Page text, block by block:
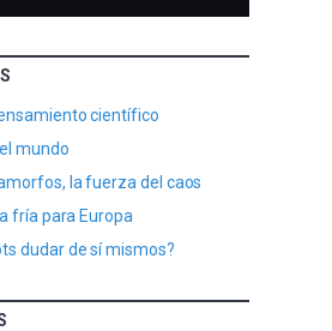
científico
mundo
la fuerza del caos
fría para Europa
dudar de sí mismos?